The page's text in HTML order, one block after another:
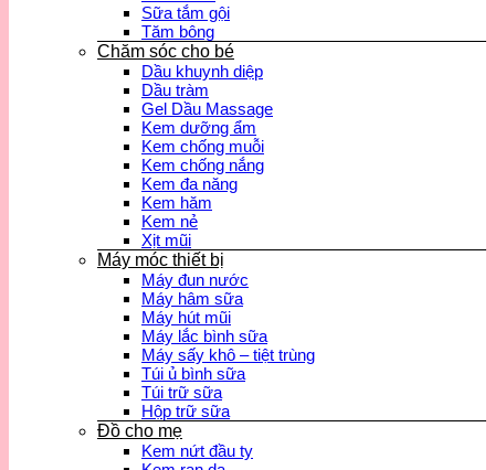
Sữa tắm gội
Tăm bông
Chăm sóc cho bé
Dầu khuynh diệp
Dầu tràm
Gel Dầu Massage
Kem dưỡng ẩm
Kem chống muỗi
Kem chống nắng
Kem đa năng
Kem hăm
Kem nẻ
Xịt mũi
Máy móc thiết bị
Máy đun nước
Máy hâm sữa
Máy hút mũi
Máy lắc bình sữa
Máy sấy khô – tiệt trùng
Túi ủ bình sữa
Túi trữ sữa
Hộp trữ sữa
Đồ cho mẹ
Kem nứt đầu ty